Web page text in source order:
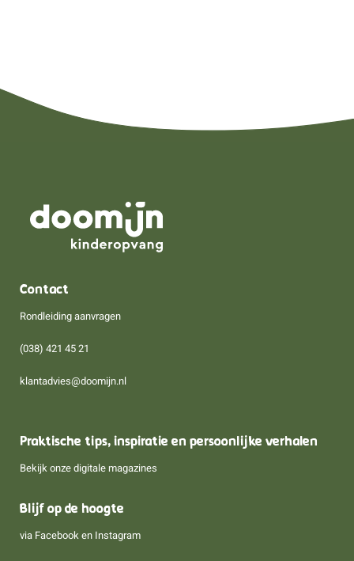
Contact
Rondleiding aanvragen
(038) 421 45 21
klantadvies@doomijn.nl
Praktische tips, inspiratie en persoonlijke verhalen
Bekijk onze digitale magazines
Blijf op de hoogte
via Facebook en Instagram